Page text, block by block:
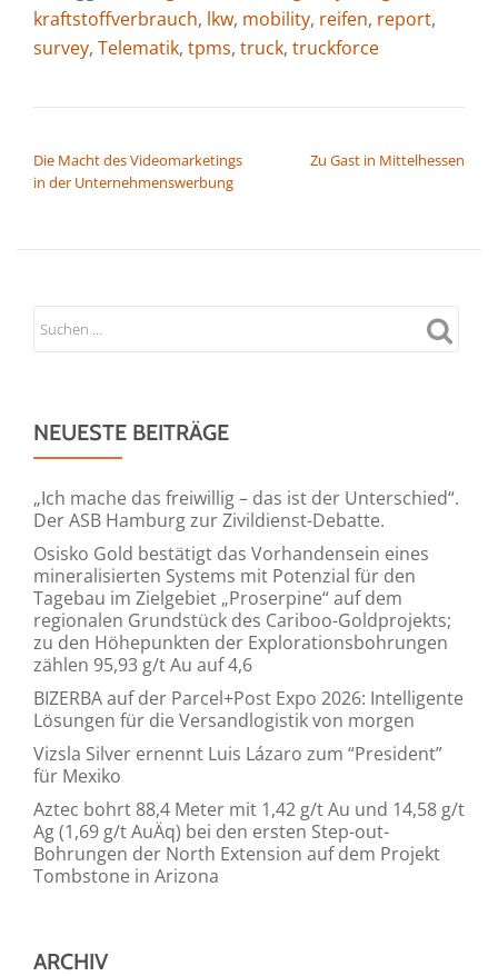
kraftstoffverbrauch, lkw, mobility, reifen, report,
survey, Telematik, tpms, truck, truckforce
Die Macht des Videomarketings
in der Unternehmenswerbung
Zu Gast in Mittelhessen
NEUESTE BEITRÄGE
„Ich mache das freiwillig – das ist der Unterschied“.
Der ASB Hamburg zur Zivildienst-Debatte.
Osisko Gold bestätigt das Vorhandensein eines
mineralisierten Systems mit Potenzial für den
Tagebau im Zielgebiet „Proserpine“ auf dem
regionalen Grundstück des Cariboo-Goldprojekts;
zu den Höhepunkten der Explorationsbohrungen
zählen 95,93 g/t Au auf 4,6
BIZERBA auf der Parcel+Post Expo 2026: Intelligente
Lösungen für die Versandlogistik von morgen
Vizsla Silver ernennt Luis Lázaro zum “President”
für Mexiko
Aztec bohrt 88,4 Meter mit 1,42 g/t Au und 14,58 g/t
Ag (1,69 g/t AuÄq) bei den ersten Step-out-
Bohrungen der North Extension auf dem Projekt
Tombstone in Arizona
ARCHIV